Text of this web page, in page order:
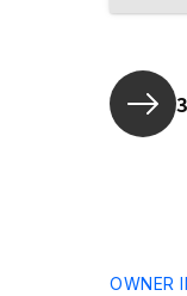
OWNER